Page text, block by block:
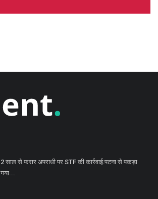
2 साल से फरार अपराधी पर STF की कार्रवाई:पटना से पकड़ा
गया...